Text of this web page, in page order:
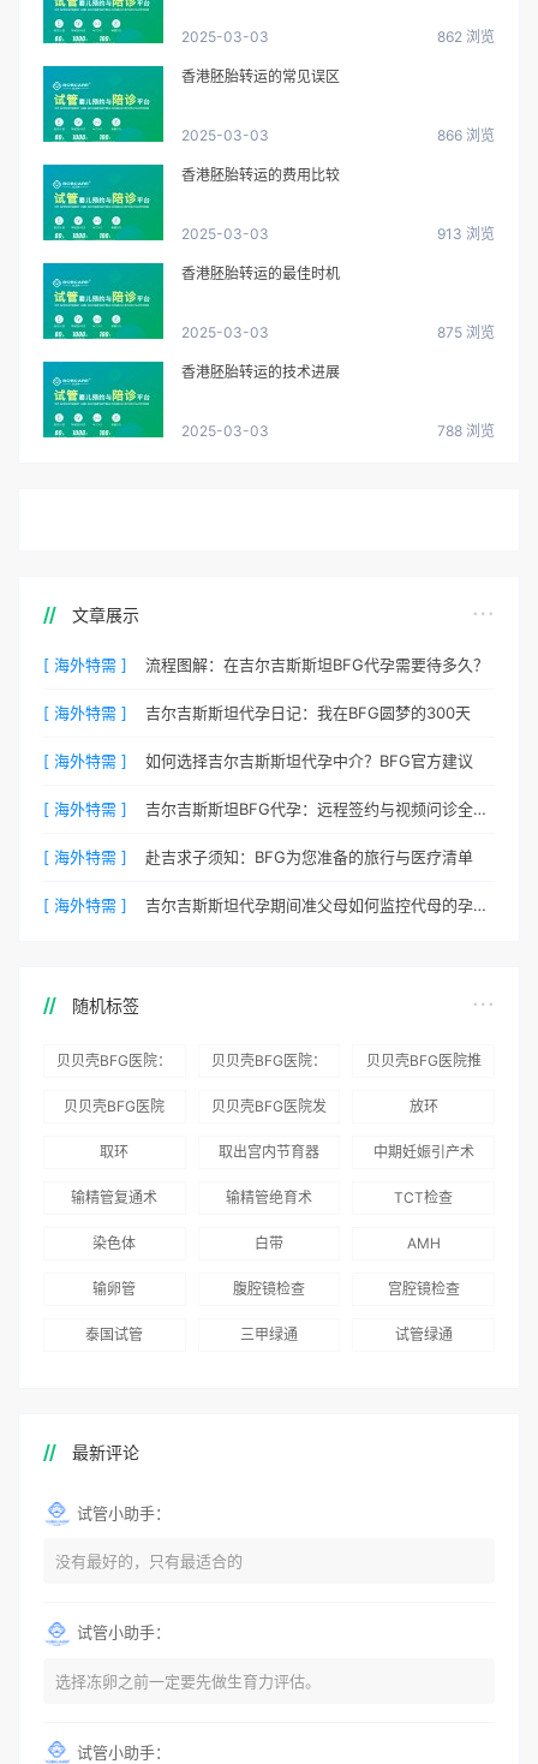
2025-03-03 862 浏览
香港胚胎转运的常见误区
2025-03-03 866 浏览
香港胚胎转运的费用比较
2025-03-03 913 浏览
香港胚胎转运的最佳时机
2025-03-03 875 浏览
香港胚胎转运的技术进展
2025-03-03 788 浏览
文章展示
[ 海外特需 ] 流程图解：在吉尔吉斯斯坦BFG代孕需要待多久？
[ 海外特需 ] 吉尔吉斯斯坦代孕日记：我在BFG圆梦的300天
[ 海外特需 ] 如何选择吉尔吉斯斯坦代孕中介？BFG官方建议
[ 海外特需 ] 吉尔吉斯斯坦BFG代孕：远程签约与视频问诊全流程
[ 海外特需 ] 赴吉求子须知：BFG为您准备的旅行与医疗清单
[ 海外特需 ] 吉尔吉斯斯坦代孕期间准父母如何监控代母的孕期状态？
随机标签
贝贝壳BFG医院：
务
贝贝壳BFG医院：
术”和“法律支持”
贝贝壳BFG医院推
贝贝壳BFG医院
贝贝壳BFG医院发
国版）》
放环
取环 取出宫内节育器 中期妊娠引产术
输精管复通术 输精管绝育术 TCT检查
染色体 白带 AMH
输卵管 腹腔镜检查 宫腔镜检查
泰国试管 三甲绿通 试管绿通
最新评论
试管小助手：
没有最好的，只有最适合的
试管小助手：
选择冻卵之前一定要先做生育力评估。
试管小助手：